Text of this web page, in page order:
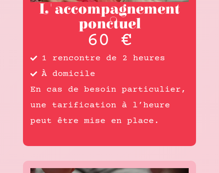
L'accompagnement
ponctuel
60 €
1 rencontre de 2 heures
À domicile
En cas de besoin particulier,
une tarification à l’heure
peut être mise en place.